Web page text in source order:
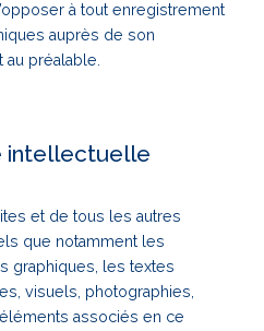
à tout enregistrement
auprès de son
préalable.
intellectuelle
et de tous les autres
que notamment les
graphiques, les textes
visuels, photographies,
associés en ce